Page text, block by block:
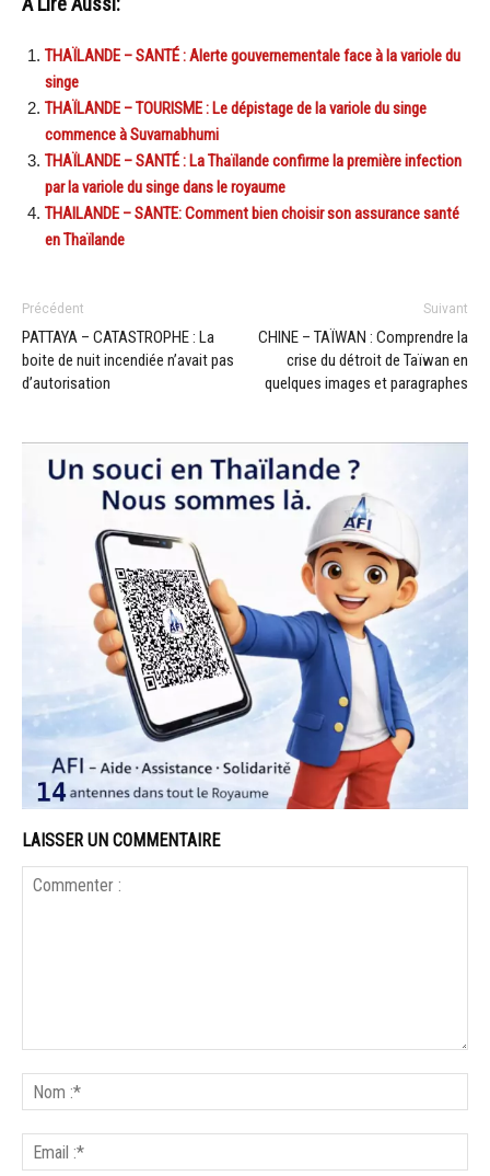
THAÏLANDE – SANTÉ : Alerte gouvernementale face à la variole du
singe
THAÏLANDE – TOURISME : Le dépistage de la variole du singe
commence à Suvarnabhumi
THAÏLANDE – SANTÉ : La Thaïlande confirme la première infection
par la variole du singe dans le royaume
THAILANDE – SANTE: Comment bien choisir son assurance santé
en Thaïlande
Précédent
PATTAYA – CATASTROPHE : La
boite de nuit incendiée n’avait pas
d’autorisation
Suivant
CHINE – TAÏWAN : Comprendre la
crise du détroit de Taïwan en
quelques images et paragraphes
LAISSER UN COMMENTAIRE